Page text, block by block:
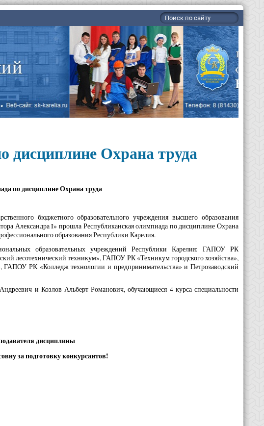
дисциплине Охрана труда
по дисциплине Охрана труда
бюджетного образовательного учреждения высшего образования
Александра I» прошла Республиканская олимпиада по дисциплине Охрана
образования Республики Карелия.
образовательных учреждений Республики Карелия: ГАПОУ РК
лесотехнический техникум», ГАПОУ РК «Техникум городского хозяйства»,
РК «Колледж технологии и предпринимательства» и Петрозаводский
и Козлов Альберт Романович, обучающиеся 4 курса специальности
дисциплины
за подготовку конкурсантов!